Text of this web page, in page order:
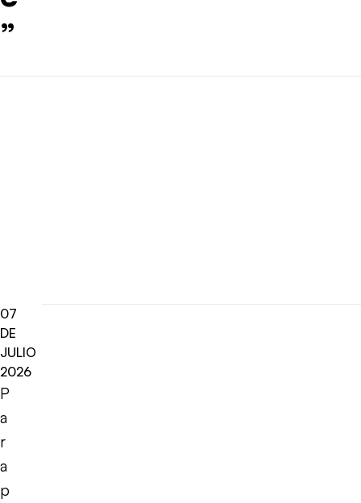
”
07
DE
JULIO
2026
P
a
r
a
p